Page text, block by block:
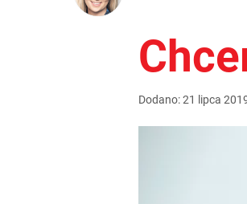
Dodano:21 lipca